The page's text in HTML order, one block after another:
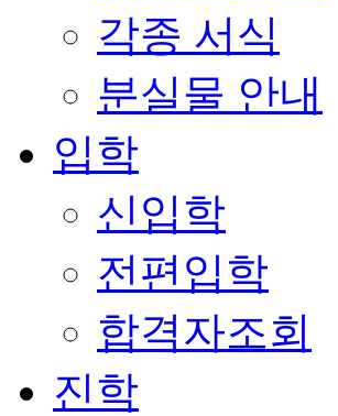
각종 서식
분실물 안내
입학
신입학
전편입학
합격자조회
진학